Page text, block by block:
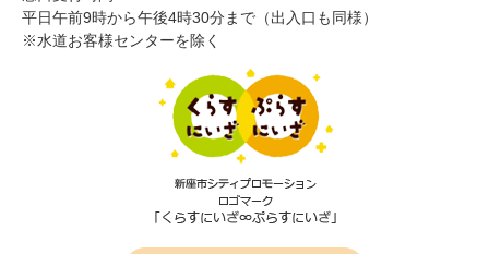
平日午前9時から午後4時30分まで（出入口も同様）
※水道お客様センターを除く